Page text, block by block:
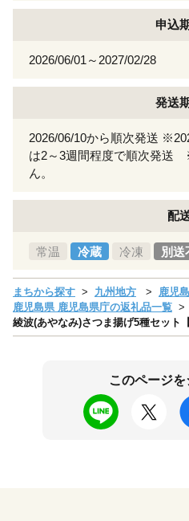
申込
2026/06/01～2027/02/28
発送
2026/06/10から順次発送
は2～3週間程度で順次発送
ん。
配
常温 冷蔵 冷凍 別送
まちから探す 九州地方
鹿児
鹿児島県 鹿児島県庁の返礼品一覧
綾波(あやなみ)さつま揚げ5種セット【
このページ